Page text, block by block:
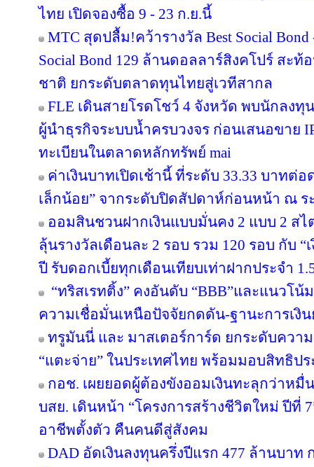
ไทย เปิดจองซื้อ 9 - 23 ก.ย.นี้
MTC สุดปลื้ม!คว้ารางวัล Best Social
Social Bond 129 ล้านดอลลาร์สิงคโปร์ สะ
ชาติ ยกระดับตลาดทุนไทยสู่เวทีสากล
FLE เดินสายโรดโชว์ 4 จังหวัด พบนักลง
ผู้นำธุรกิจระบบน้ำครบวงจร ก่อนเสนอขาย
ทะเบียนในตลาดหลักทรัพย์ mai
ค่าเงินบาทเปิดเช้านี้ ที่ระดับ 33.33 บาทต่
เล็กน้อย” จากระดับปิดสัปดาห์ก่อนหน้า ณ ร
ออมสินชวนฝากเงินแบบมั่นคง 2 แบบ 2 สไ
ลุ้นรางวัลเดือนละ 2 รอบ รวม 120 รอบ กับ
ปี รับดอกเบี้ยทุกเดือนเทียบเท่าฝากประจำ
“ทริสเรทติ้ง” คงอันดับ “BBB”และแนวโน้
ความเชื่อมั่นเหนือปัจจัยกดดัน-ฐานะการเงิน
ทรูมันนี่ และ มาสเตอร์การ์ด ยกระดับควา
“แตะจ่าย” ในประเทศไทย พร้อมมอบสิทธิป
กอช. เผยยอดผู้ต้องขังออมเงินทะลุกว่าห
บสย. เดินหน้า “โครงการสร้างชีวิตใหม่ ปีที่
อาชีพตั้งตัว คืนคนดีสู่สังคม
DAD อัดเงินลงทุนครึ่งปีแรก 477 ล้านบาท